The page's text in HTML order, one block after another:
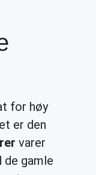
for høy
er den
varer
gamle